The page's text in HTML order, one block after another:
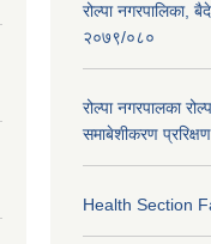
रोल्पा नगरपालिका,
२०७९/०८०
रोल्पा नगरपालका
समाबेशीकरण
Health Section